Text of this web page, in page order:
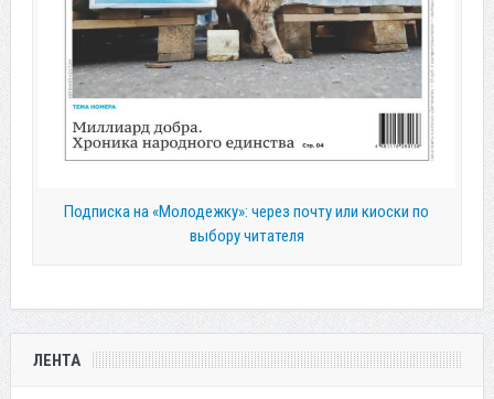
Подписка на «Молодежку»: через почту или киоски по
выбору читателя
ЛЕНТА